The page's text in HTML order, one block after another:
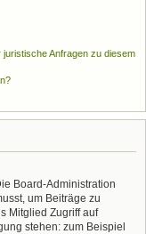
Anfragen zu diesem
Board-Administration
um Beiträge zu
Mitglied Zugriff auf
stehen: zum Beispiel